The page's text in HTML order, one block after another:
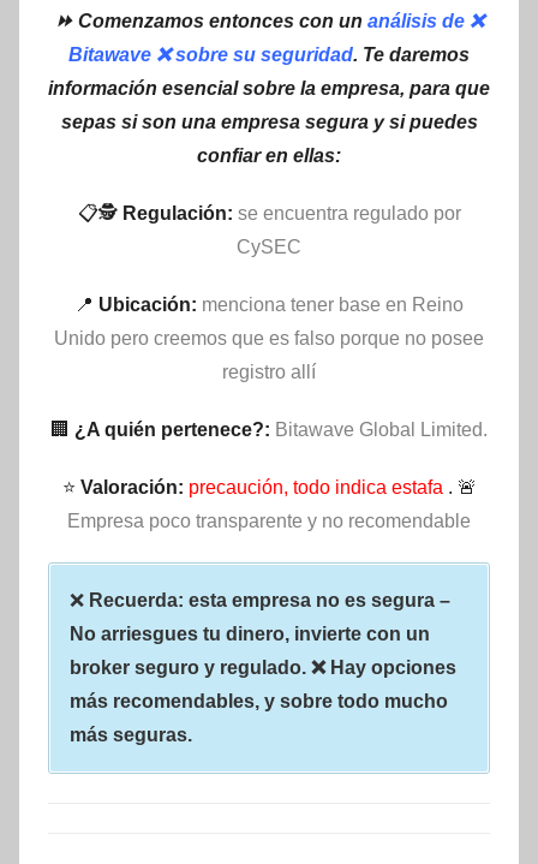
⏩ Comenzamos entonces con un análisis de ❌
Bitawave ❌ sobre su seguridad. Te daremos
información esencial sobre la empresa, para que
sepas si son una empresa segura y si puedes
confiar en ellas:
📋🕵 Regulación: se encuentra regulado por
CySEC
📍 Ubicación: menciona tener base en Reino
Unido pero creemos que es falso porque no posee
registro allí
🏢 ¿A quién pertenece?: Bitawave Global Limited.
⭐ Valoración: precaución, todo indica estafa . 🚨
Empresa poco transparente y no recomendable
❌ Recuerda: esta empresa no es segura –
No arriesgues tu dinero, invierte con un
broker seguro y regulado. ❌ Hay opciones
más recomendables, y sobre todo mucho
más seguras.